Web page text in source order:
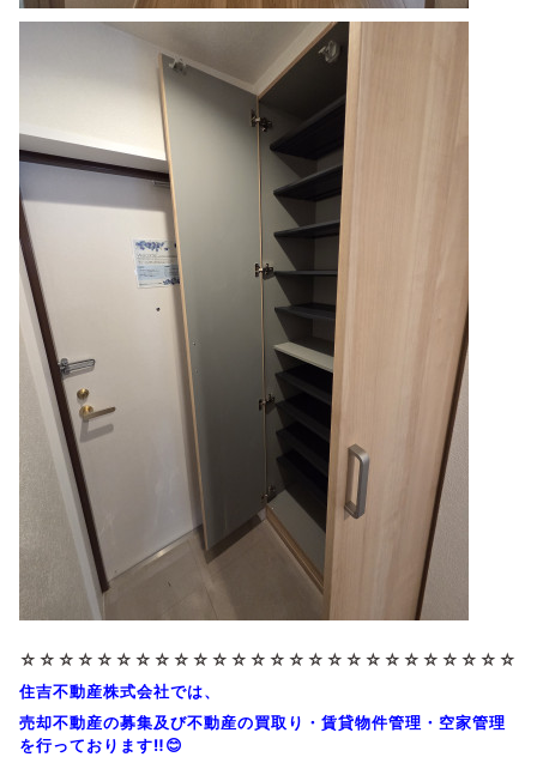
☆☆☆☆☆☆☆☆ ☆☆☆☆☆☆☆☆ ☆☆☆☆☆☆☆☆
住吉不動産株式会社では、
売却不動産の募集及び不動産の買取り・賃貸物件管理・空家管理
を行っております‼️😊